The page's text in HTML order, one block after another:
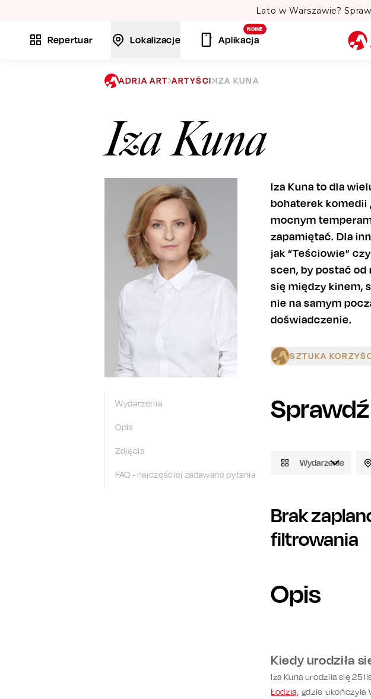
Lato w Warszawie?
Repertuar Lokalizacje
NOWE
Aplikacja
ADRIA ART ARTYŚCI IZA KUNA
Iza Kuna
Wydarzenia
Opis
Zdjęcia
FAQ - najczęściej zadawane pytania
Iza Kuna to dla
bohaterek komedii
mocnym
zapamiętać. Dla
jak “Teściowie”
scen, by postać od
się między kinem,
nie na samym
doświadczenie.
SZTUKA
Wydarzenie
Brak
filtrowania
Opis
Kiedy urodziła
Iza Kuna urodziła się 25
Łodzią, gdzie